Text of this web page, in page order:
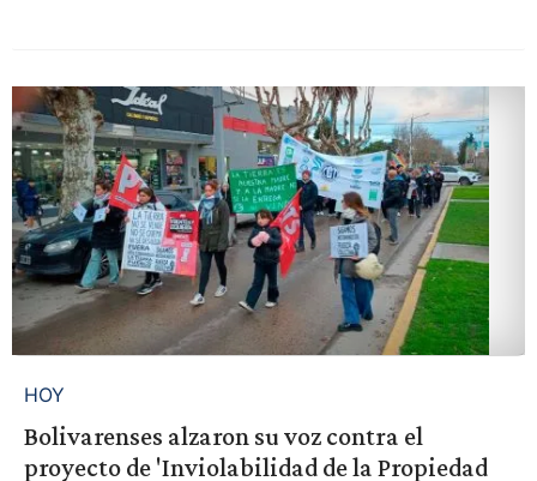
HOY
Bolivarenses alzaron su voz contra el
proyecto de 'Inviolabilidad de la Propiedad